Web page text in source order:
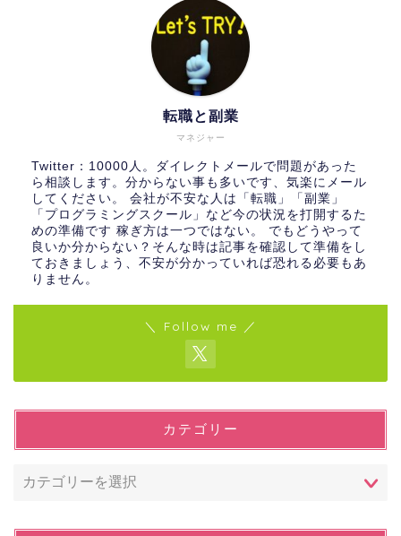
マネジャー
転職と副業
Twitter：10000人。ダイレクトメールで問題があった
ら相談します。分からない事も多いです、気楽にメール
してください。 会社が不安な人は「転職」「副業」
「プログラミングスクール」など今の状況を打開するた
めの準備です 稼ぎ方は一つではない。 でもどうやって
良いか分からない？そんな時は記事を確認して準備をし
ておきましょう、不安が分かっていれば恐れる必要もあ
りません。
＼ Follow me ／
カテゴリー